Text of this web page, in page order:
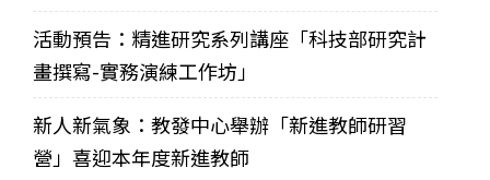
活動預告：精進研究系列講座「科技部研究計
畫撰寫-實務演練工作坊」
新人新氣象：教發中心舉辦「新進教師研習
營」喜迎本年度新進教師